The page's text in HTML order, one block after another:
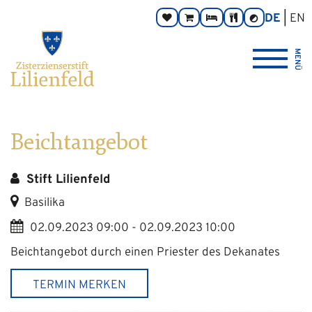
SpendenOnline-ZimmerTaverneKontrast
umschalten
DE
EN
Zisterzienserstift
Lilienfeld
verlinkt
MENÜ
Beichtangebot
Stift Lilienfeld
Basilika
02.09.2023 09:00 - 02.09.2023 10:00
Beichtangebot durch einen Priester des Dekanates
TERMIN MERKEN